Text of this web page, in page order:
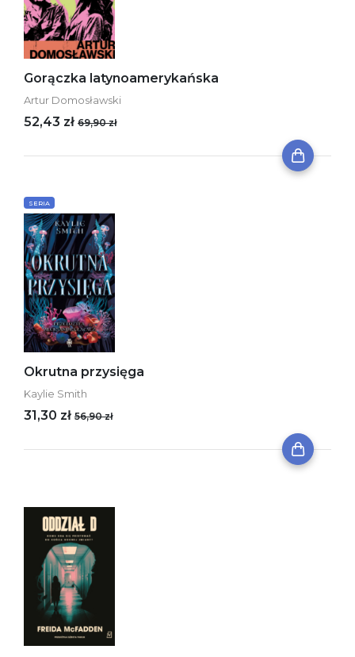
Gorączka latynoamerykańska
Artur Domosławski
52,43 zł 69,90 zł
SERIA
Okrutna przysięga
Kaylie Smith
31,30 zł 56,90 zł